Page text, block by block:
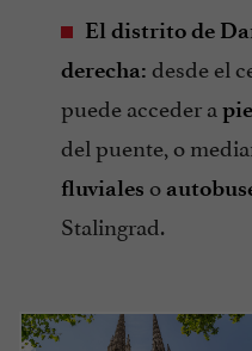
El distrito de
derecha: desde el
puede acceder a
del puente, o
fluviales o
Stalingrad.